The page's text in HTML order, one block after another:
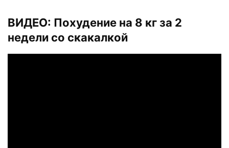
ВИДЕО: Похудение на 8 кг за 2
недели со скакалкой